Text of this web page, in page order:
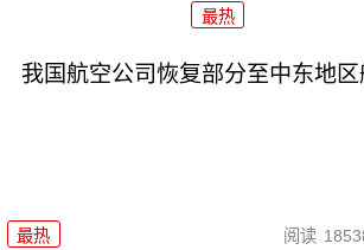
最热
我国航空公司恢复部分至中东地
最热 阅读